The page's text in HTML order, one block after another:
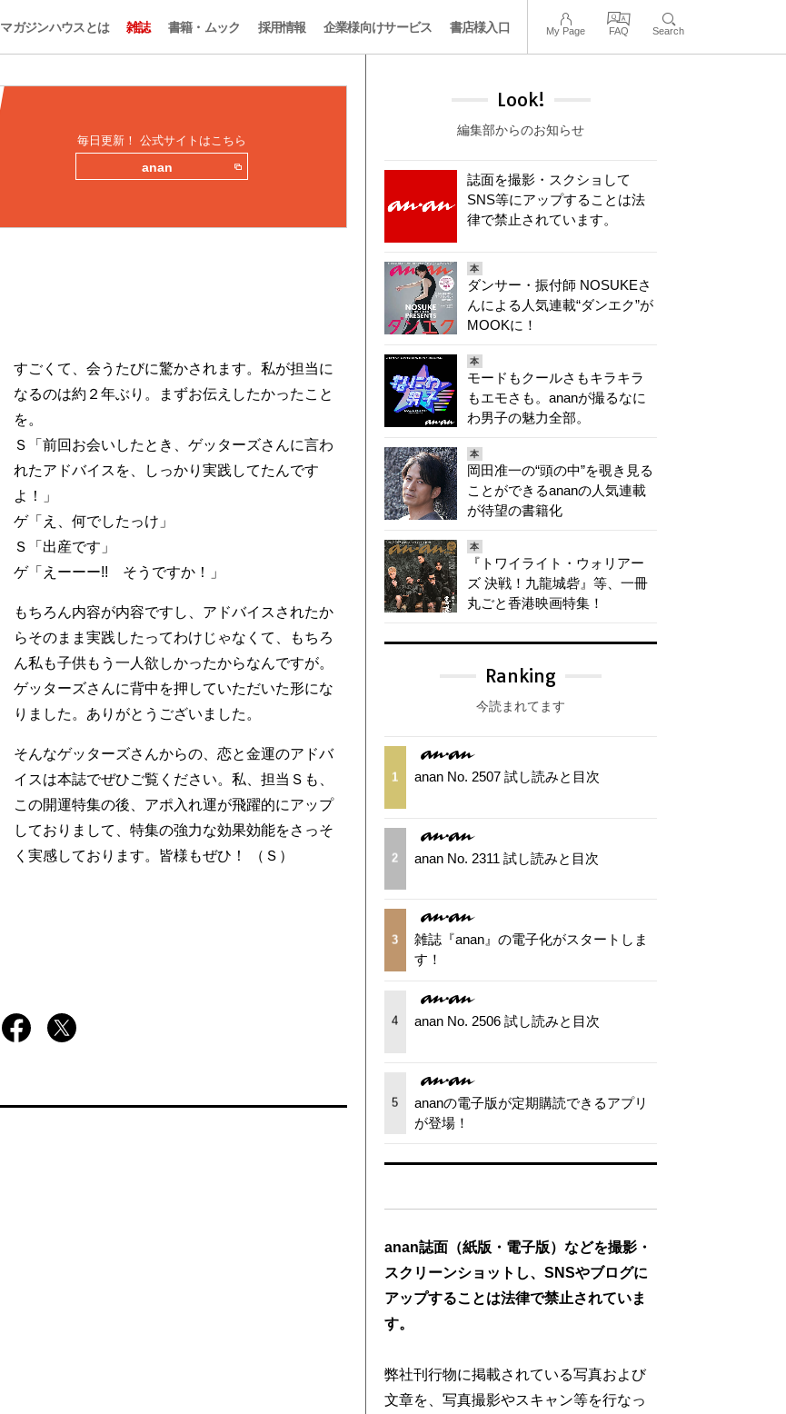
マガジンハウスとは 雑誌 書籍・ムック 採用情報 企業様向けサービス 書店様入口 My Page FAQ Search
毎日更新！ 公式サイトはこちら
anan
すごくて、会うたびに驚かされます。私が担当に
なるのは約２年ぶり。まずお伝えしたかったこと
を。
Ｓ「前回お会いしたとき、ゲッターズさんに言わ
れたアドバイスを、しっかり実践してたんです
よ！」
ゲ「え、何でしたっけ」
Ｓ「出産です」
ゲ「えーーー!! そうですか！」
もちろん内容が内容ですし、アドバイスされたか
らそのまま実践したってわけじゃなくて、もちろ
ん私も子供もう一人欲しかったからなんですが。
ゲッターズさんに背中を押していただいた形にな
りました。ありがとうございました。
そんなゲッターズさんからの、恋と金運のアドバ
イスは本誌でぜひご覧ください。私、担当Ｓも、
この開運特集の後、アポ入れ運が飛躍的にアップ
しておりまして、特集の強力な効果効能をさっそ
く実感しております。皆様もぜひ！ （Ｓ）
Look!
編集部からのお知らせ
誌面を撮影・スクショして
SNS等にアップすることは法
律で禁止されています。
本
ダンサー・振付師 NOSUKEさ
んによる人気連載“ダンエク”が
MOOKに！
本
モードもクールさもキラキラ
もエモさも。ananが撮るなに
わ男子の魅力全部。
本
岡田准一の“頭の中”を覗き見る
ことができるananの人気連載
が待望の書籍化
本
『トワイライト・ウォリアー
ズ 決戦！九龍城砦』等、一冊
丸ごと香港映画特集！
Ranking
今読まれてます
1 anan No. 2507 試し読みと目次
2 anan No. 2311 試し読みと目次
3
雑誌『anan』の電子化がスタートしま
す！
4 anan No. 2506 試し読みと目次
5
ananの電子版が定期購読できるアプリ
が登場！
anan誌面（紙版・電子版）などを撮影・
スクリーンショットし、SNSやブログに
アップすることは法律で禁止されていま
す。
弊社刊行物に掲載されている写真および
文章を、写真撮影やスキャン等を行なっ